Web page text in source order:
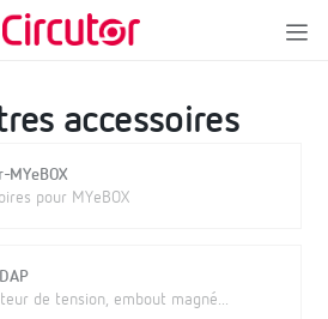
contrôle
accessoires
MYeBOX
pour MYeBOX
de tension, embout magné...